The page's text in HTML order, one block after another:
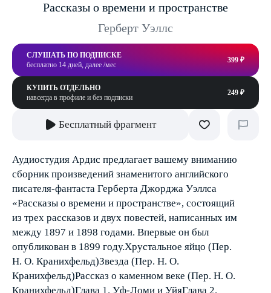
Рассказы о времени и пространстве
Герберт Уэллс
СЛУШАТЬ ПО ПОДПИСКЕ
бесплатно 14 дней, далее /мес
399 ₽
КУПИТЬ ОТДЕЛЬНО
навсегда в профиле и без подписки
249 ₽
Бесплатный фрагмент
Аудиостудия Ардис предлагает вашему вниманию
сборник произведений знаменитого английского
писателя-фантаста Герберта Джорджа Уэллса
«Рассказы о времени и пространстве», состоящий
из трех рассказов и двух повестей, написанных им
между 1897 и 1898 годами. Впервые он был
опубликован в 1899 году.Хрустальное яйцо (Пер.
Н. О. Кранихфельд)Звезда (Пер. Н. О.
Кранихфельд)Рассказ о каменном веке (Пер. Н. О.
Кранихфельд)Глава 1. Уф-Ломи и УйяГлава 2.